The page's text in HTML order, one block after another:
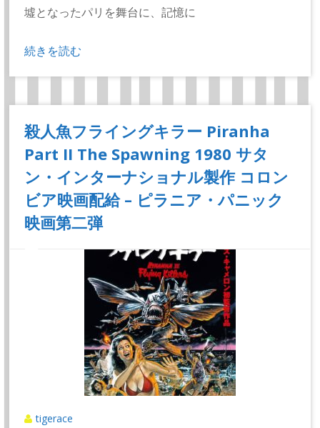
墟となったパリを舞台に、記憶に
続きを読む
殺人魚フライングキラー Piranha
Part II The Spawning 1980 サタ
ン・インターナショナル製作 コロン
ビア映画配給 – ピラニア・パニック
映画第二弾
tigerace